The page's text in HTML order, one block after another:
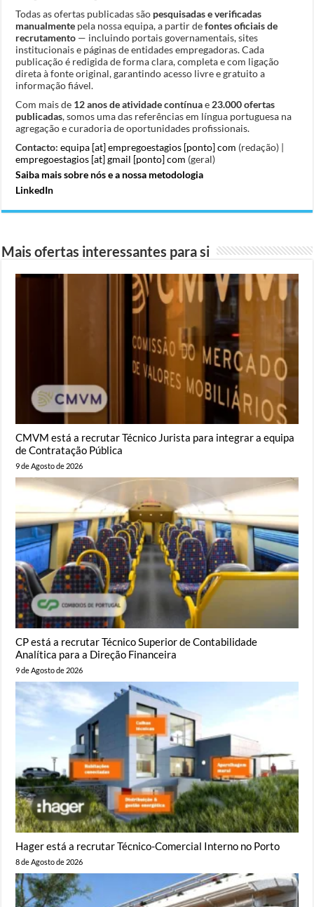
Todas as ofertas publicadas são pesquisadas e verificadas
manualmente pela nossa equipa, a partir defontes oficiais de
recrutamento — incluindo portais governamentais, sites
institucionais e páginas de entidades empregadoras. Cada
publicação é redigida de forma clara, completa e com ligação
direta à fonte original, garantindo acesso livre e gratuito a
informação fiável.
Com mais de 12 anos de atividade contínuae 23.000 ofertas
publicadas, somos uma das referências em língua portuguesa na
agregação e curadoria de oportunidades profissionais.
Contacto: equipa [at] empregoestagios [ponto] com (redação) |
empregoestagios [at] gmail [ponto] com (geral)
Saiba mais sobre nós e a nossa metodologia
LinkedIn
Mais ofertas interessantes para si
CMVM está a recrutar Técnico Jurista para integrar a equipa
de Contratação Pública
9 de Agosto de 2026
CP está a recrutar Técnico Superior de Contabilidade
Analítica para a Direção Financeira
9 de Agosto de 2026
Hager está a recrutar Técnico-Comercial Interno no Porto
8 de Agosto de 2026